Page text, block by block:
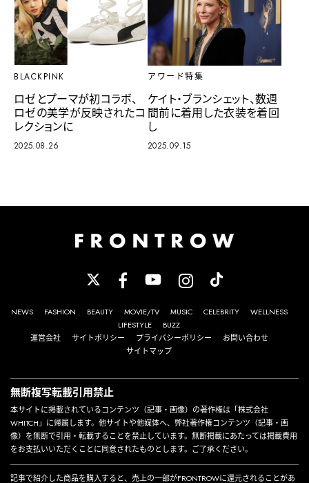
BLACKPINK
ロゼとプーマが初コラボ、
ロゼの美学が反映されたコ
レクションに
2025.08.26
アワード特集
ケイト・ブランシェット、数週
間前に着用した衣装を着回
し
2025.09.15
NEWS FASHION BEAUTY MOVIE/TV MUSIC CELEBRITY
WELLNESS
LIFESTYLE
BUZZ
運営会社
サイトポリシー プライバシーポリシー
お問い合わせ
サイトマップ
無断複写転載引用禁止
本サイトに掲載されているコンテンツ（記事・画像）の著作権は「株式会社
WHITCH」に帰属します。他サイトや他媒体へ、弊社著作権コンテンツ（記事・画
像）を無断で引用・転載することを禁止しています。無断掲載にあたっては掲載費用
をお支払いいただくことに同意されたものとします。ご了承ください。
記事で紹介した商品を購入すると、売上の一部がFRONTROWに還元されることがあ